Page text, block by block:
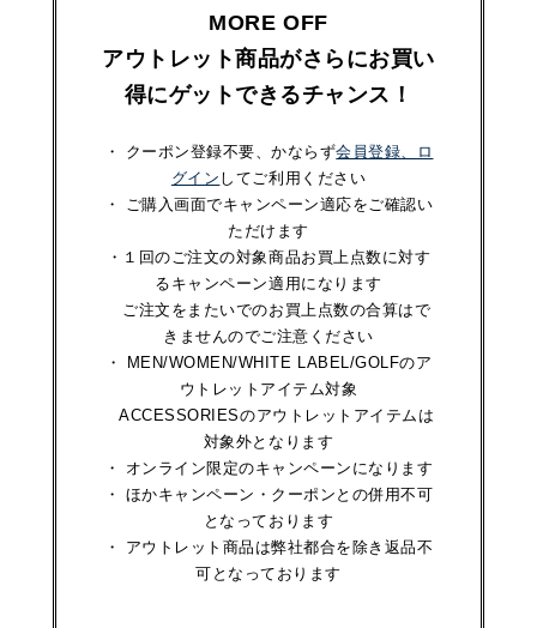
MORE OFF
アウトレット商品がさらにお買い
得にゲットできるチャンス！
・ クーポン登録不要、かならず会員登録、ロ
グイン してご利用ください
・ ご購入画面でキャンペーン適応をご確認い
ただけます
・１回のご注文の対象商品お買上点数に対す
るキャンペーン適用になります
ご注文をまたいでのお買上点数の合算はで
きませんのでご注意ください
・ MEN/WOMEN/WHITE LABEL/GOLFのア
ウトレットアイテム対象
ACCESSORIESのアウトレットアイテムは
対象外となります
・ オンライン限定のキャンペーンになります
・ ほかキャンペーン・クーポンとの併用不可
となっております
・ アウトレット商品は弊社都合を除き返品不
可となっております